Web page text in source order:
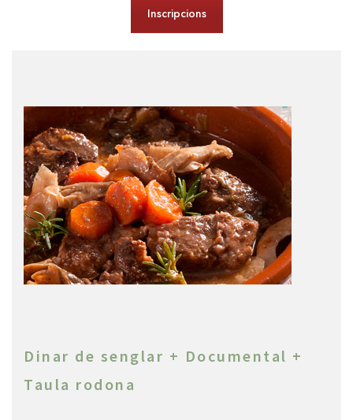
Inscripcions
Dinar de senglar + Documental +
Taula rodona